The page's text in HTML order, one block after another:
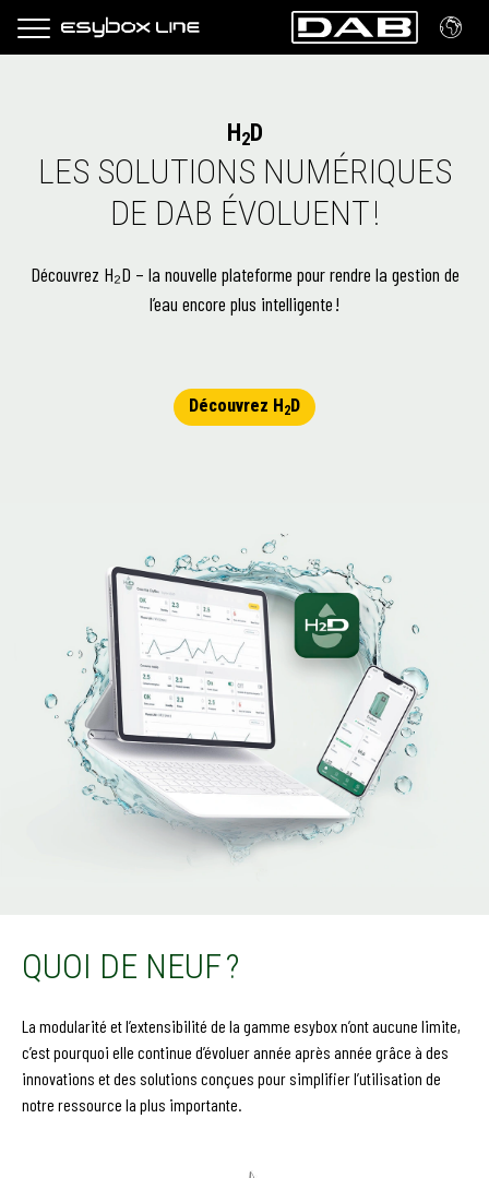
H2D
LES SOLUTIONS NUMÉRIQUES
DE DAB ÉVOLUENT !
Découvrez H₂D – la nouvelle plateforme pour rendre la gestion de
l’eau encore plus intelligente !
Découvrez H2D
QUOI DE NEUF ?
La modularité et l’extensibilité de la gamme esybox n’ont aucune limite,
c’est pourquoi elle continue d’évoluer année après année grâce à des
innovations et des solutions conçues pour simplifier l’utilisation de
notre ressource la plus importante.